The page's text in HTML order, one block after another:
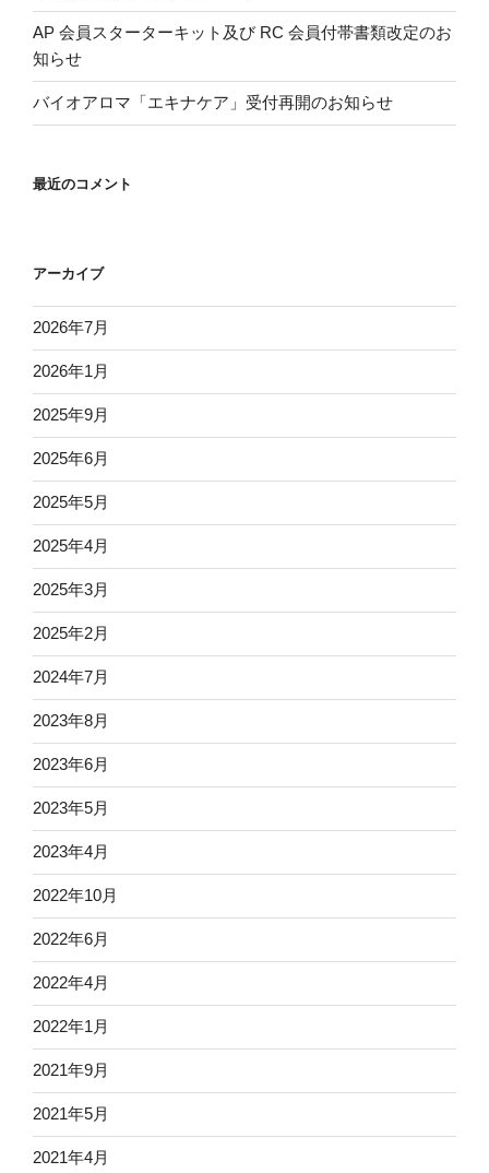
AP 会員スターターキット及び RC 会員付帯書類改定のお
知らせ
バイオアロマ「エキナケア」受付再開のお知らせ
最近のコメント
アーカイブ
2026年7月
2026年1月
2025年9月
2025年6月
2025年5月
2025年4月
2025年3月
2025年2月
2024年7月
2023年8月
2023年6月
2023年5月
2023年4月
2022年10月
2022年6月
2022年4月
2022年1月
2021年9月
2021年5月
2021年4月